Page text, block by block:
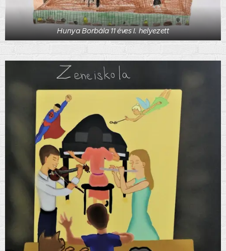
Hunya Borbála 11 éves I. helyezett